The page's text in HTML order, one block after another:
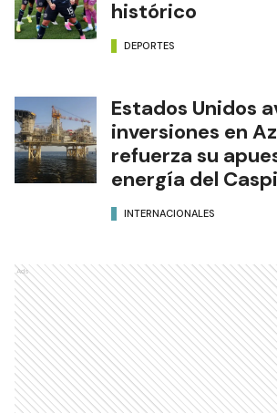
histórico
DEPORTES
Estados Unidos
inversiones en
refuerza su
energía del
INTERNACIONALES
Ads